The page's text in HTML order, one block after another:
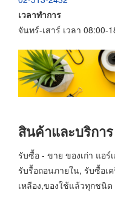
เวลาทำการ
จันทร์-เสาร์ เวลา 08:00-
สินค้าและบริการ
รับซื้อ - ขาย ของเก่า แอร์
รับรื้อถอนภายใน, รับซื้อเ
เหลือง,ของใช้แล้วทุกชนิด